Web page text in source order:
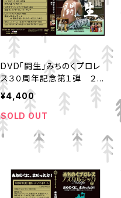
DVD「闘生」みちのくプロレ
ス３０周年記念第１弾 ２０
２３年３月１８日矢巾町収録
¥4,400
SOLD OUT